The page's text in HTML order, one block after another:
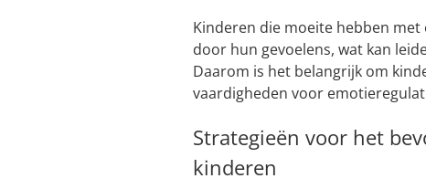
Kinderen die moeite hebben
door hun gevoelens, wat kan
Daarom is het belangrijk om
vaardigheden voor
Strategieën voor het
kinderen